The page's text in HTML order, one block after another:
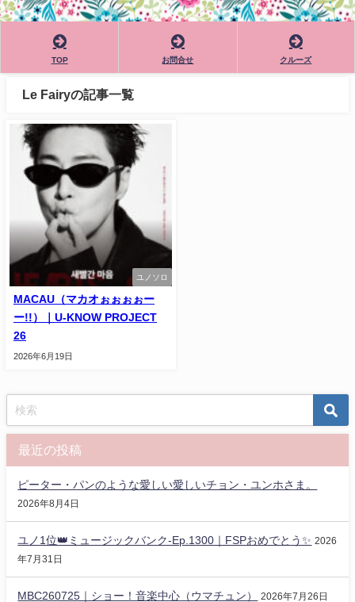
TOP お問合せ クルーズ
Le Fairyの記事一覧
ユノソロ
MACAU（マカオぉぉぉぉー
ー!!）｜U-KNOW PROJECT
26
2026年6月19日
最近の投稿
ピーター・パンのような愛しい愛しいチョン・ユンホさま。
2026年8月4日
ユノ1位👑ミュージックバンク-Ep.1300｜FSPおめでとう✨️ 2026
年7月31日
MBC260725｜ショー！音楽中心（ウマチュン） 2026年7月26日